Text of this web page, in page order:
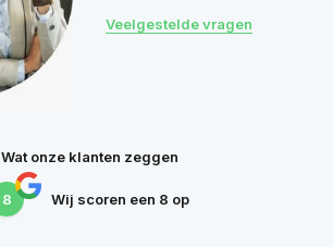
Veelgestelde vragen
Wat onze klanten zeggen
8 Wij scoren een 8 op